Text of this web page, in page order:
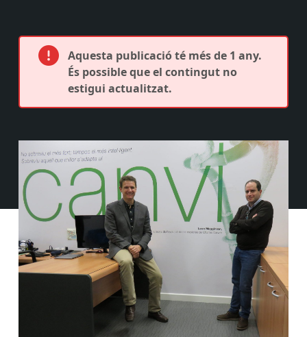
Aquesta publicació té més de 1 any.
És possible que el contingut no
estigui actualitzat.